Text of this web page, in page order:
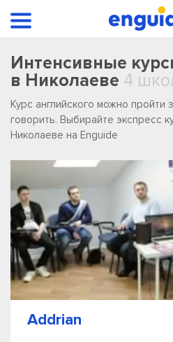
Интенсивные
в Николаеве 4
Курс английского можно пройти
говорить. Выбирайте экспресс
Николаеве на Enguide
Addrian